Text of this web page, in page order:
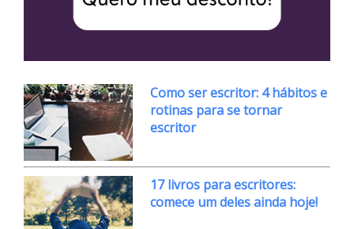
Como ser escritor: 4 hábitos e
rotinas para se tornar
escritor
17 livros para escritores:
comece um deles ainda hoje!